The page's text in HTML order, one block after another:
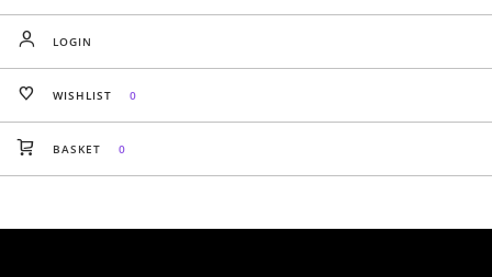
LOGIN
WISHLIST 0
BASKET 0